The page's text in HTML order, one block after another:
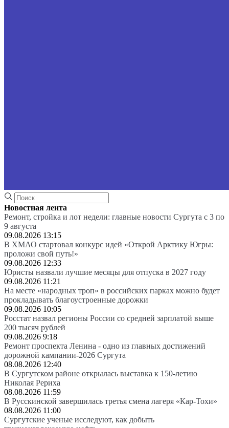
Новостная лента
Ремонт, стройка и лот недели: главные новости Сургута с 3 по
9 августа
09.08.2026 13:15
В ХМАО стартовал конкурс идей «Открой Арктику Югры:
проложи свой путь!»
09.08.2026 12:33
Юристы назвали лучшие месяцы для отпуска в 2027 году
09.08.2026 11:21
На месте «народных троп» в российских парках можно будет
прокладывать благоустроенные дорожки
09.08.2026 10:05
Росстат назвал регионы России со средней зарплатой выше
200 тысяч рублей
09.08.2026 9:18
Ремонт проспекта Ленина - одно из главных достижений
дорожной кампании-2026 Сургута
08.08.2026 12:40
В Сургутском районе открылась выставка к 150-летию
Николая Рериха
08.08.2026 11:59
В Русскинской завершилась третья смена лагеря «Кар-Тохи»
08.08.2026 11:00
Сургутские ученые исследуют, как добыть